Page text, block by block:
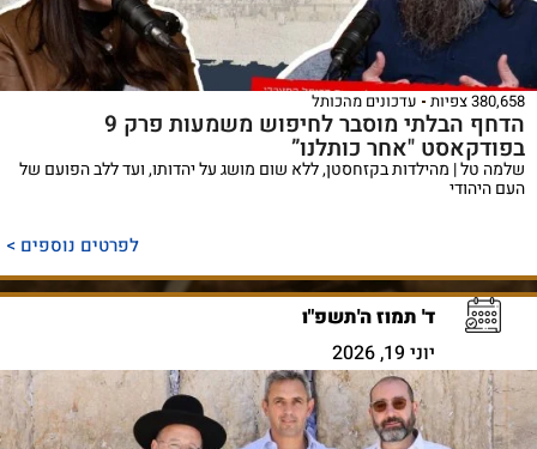
380,658 צפיות עדכונים מהכותל
הדחף הבלתי מוסבר לחיפוש משמעות פרק 9
בפודקאסט "אחר כותלנו”
שלמה טל | מהילדות בקזחסטן, ללא שום מושג על יהדותו, ועד ללב הפועם של
העם היהודי
לפרטים נוספים >
ד' תמוז ה'תשפ"ו
יוני 19, 2026